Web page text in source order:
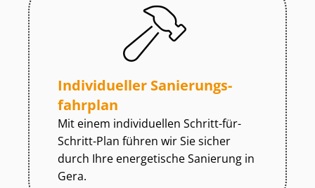
Individueller Sa­nie­rungs­
fahr­plan
Mit einem individuellen Schritt-für-
Schritt-Plan führen wir Sie sicher
durch Ihre energetische Sanierung in
Gera.